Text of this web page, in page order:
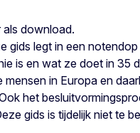
als download.
gids legt in een
is en wat ze doet in 35
mensen in Europa en
het
gids is tijdelijk niet te